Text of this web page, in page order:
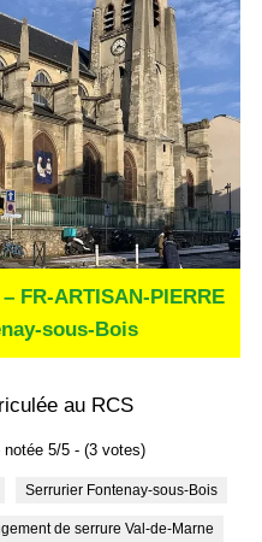
FR-ARTISAN-PIERRE
sous-Bois
au RCS
notée 5/5 - (3 votes)
Serrurier Fontenay-sous-Bois
de serrure Val-de-Marne